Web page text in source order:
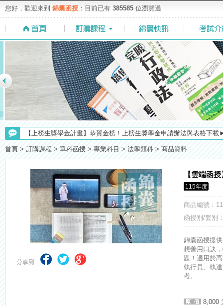
您好，歡迎來到 錦囊函授 ：目前已有 385585 位瀏覽過
【NEW】加入◆錦囊函授Facebook粉絲專頁◆，最新消息、優惠活
【上榜生獎學金計畫】恭賀金榜！上榜生獎學金申請辦法與表格下
【考選部】高普考／修正部份考試科目及大綱，趕快來看看有哪一些
【考試院】國考證書數位化，112年起全面實施！點我看詳情>>>
【求職秘技＼(￣O￣)】你對國營事業了解多少呢? 必考國事業的
【最新】錦囊函授增加便利商店付款方式，便利到不行！馬上使用►
【注意】112年起高普不考「公文」／高考英文占比提升，快來看看
【重要】114年度起，雲端函授之課堂教材須知，請點我查看☀☀☀
【NEW】加入◆錦囊函授Facebook粉絲專頁◆，最新消息、優惠活
首頁 > 訂購課程 > 單科函授 > 專業科目 > 法學類科 > 商品資料
【雲端函
115年度
商品編號 ：
函授別/套別
錦囊函授提
想善用口訣
題！適用於
執行員、執
考。
8,000